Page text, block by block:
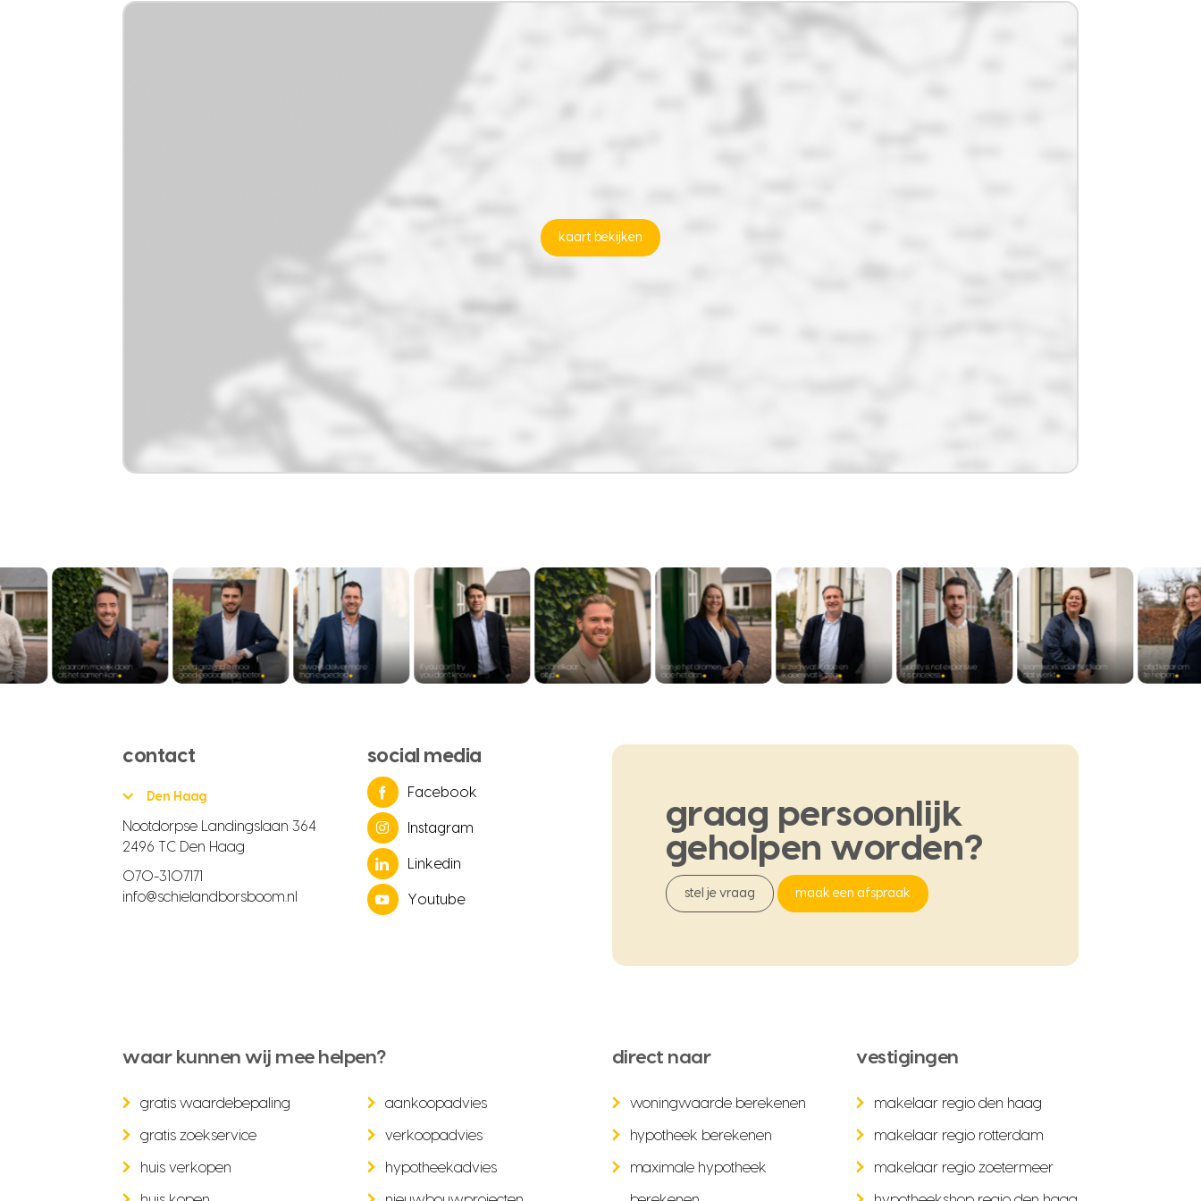
kaart bekijken
contact
Den Haag
Nootdorpse Landingslaan 364
2496 TC Den Haag
070-3107171
info@schielandborsboom.nl
social media
Facebook
Instagram
Linkedin
Youtube
graag persoonlijk
geholpen worden?
stel je vraag maak een afspraak
waar kunnen wij mee helpen?
gratis waardebepaling
gratis zoekservice
huis verkopen
aankoopadvies
verkoopadvies
hypotheekadvies
direct naar
woningwaarde berekenen
hypotheek berekenen
maximale hypotheek
vestigingen
makelaar regio den haag
makelaar regio rotterdam
makelaar regio zoetermeer